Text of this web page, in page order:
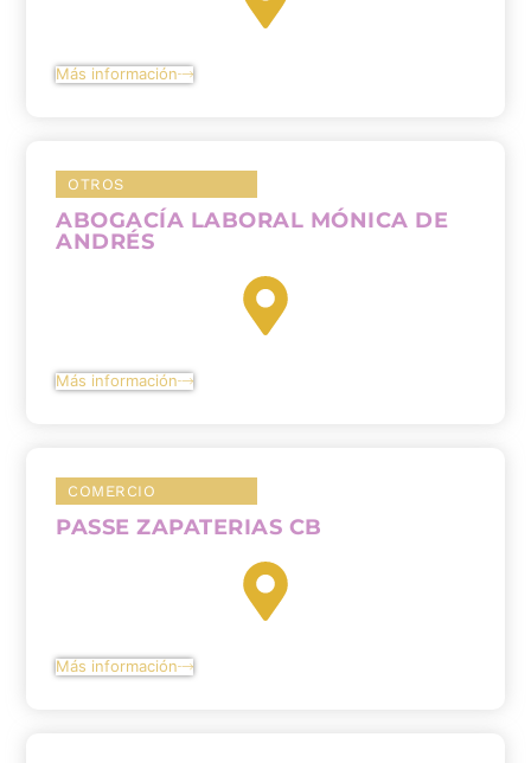
Más información
OTROS
ABOGACÍA LABORAL MÓNICA DE
ANDRÉS
Más información
COMERCIO
PASSE ZAPATERIAS CB
Más información